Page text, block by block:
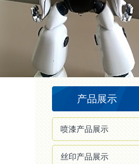
产品展示
喷漆产品展示
丝印产品展示